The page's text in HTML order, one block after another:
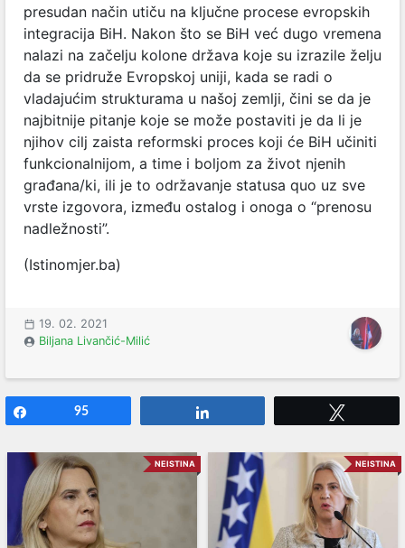
presudan način utiču na ključne procese evropskih
integracija BiH. Nakon što se BiH već dugo vremena
nalazi na začelju kolone država koje su izrazile želju
da se pridruže Evropskoj uniji, kada se radi o
vladajućim strukturama u našoj zemlji, čini se da je
najbitnije pitanje koje se može postaviti je da li je
njihov cilj zaista reformski proces koji će BiH učiniti
funkcionalnijom, a time i boljom za život njenih
građana/ki, ili je to održavanje statusa quo uz sve
vrste izgovora, između ostalog i onoga o “prenosu
nadležnosti”.
(Istinomjer.ba)
19. 02. 2021
Biljana Livančić-Milić
95
NEISTINA NEISTINA